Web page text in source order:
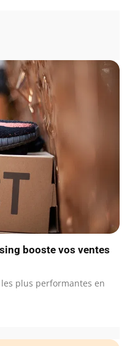
booste vos ventes
plus performantes en